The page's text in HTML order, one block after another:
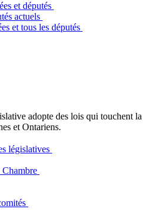
et députés
actuels
et tous les députés
adopte des lois qui touchent la
et Ontariens.
législatives
Chambre